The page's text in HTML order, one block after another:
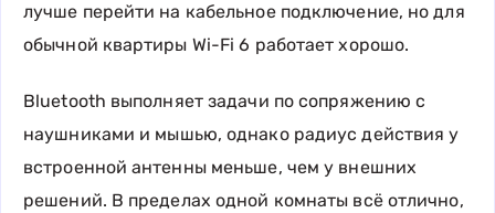
лучше перейти на кабельное подключение, но для
обычной квартиры Wi-Fi 6 работает хорошо.
Bluetooth выполняет задачи по сопряжению с
наушниками и мышью, однако радиус действия у
встроенной антенны меньше, чем у внешних
решений. В пределах одной комнаты всё отлично,